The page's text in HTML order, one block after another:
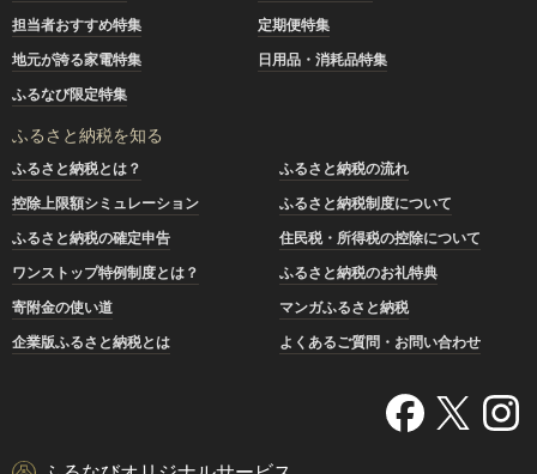
担当者おすすめ特集
定期便特集
地元が誇る家電特集
日用品・消耗品特集
ふるなび限定特集
ふるさと納税を知る
ふるさと納税とは？
ふるさと納税の流れ
控除上限額シミュレーション
ふるさと納税制度について
ふるさと納税の確定申告
住民税・所得税の控除について
ワンストップ特例制度とは？
ふるさと納税のお礼特典
寄附金の使い道
マンガふるさと納税
企業版ふるさと納税とは
よくあるご質問・お問い合わせ